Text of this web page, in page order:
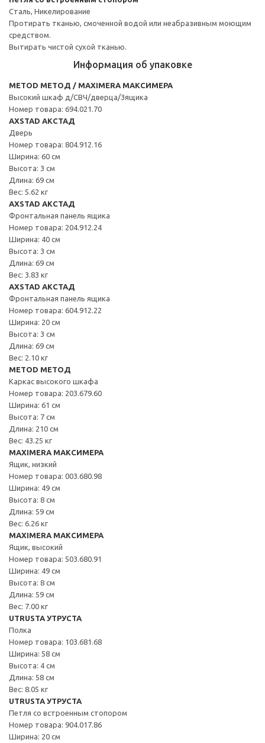
Сталь, Никелирование
Протирать тканью, смоченной водой или неабразивным моющим
средством.
Вытирать чистой сухой тканью.
Информация об упаковке
METOD МЕТОД / MAXIMERA МАКСИМЕРА
Высокий шкаф д/СВЧ/дверца/3ящика
Номер товара: 694.021.70
AXSTAD АКСТАД
Дверь
Номер товара: 804.912.16
Ширина: 60 см
Высота: 3 см
Длина: 69 см
Вес: 5.62 кг
AXSTAD АКСТАД
Фронтальная панель ящика
Номер товара: 204.912.24
Ширина: 40 см
Высота: 3 см
Длина: 69 см
Вес: 3.83 кг
AXSTAD АКСТАД
Фронтальная панель ящика
Номер товара: 604.912.22
Ширина: 20 см
Высота: 3 см
Длина: 69 см
Вес: 2.10 кг
METOD МЕТОД
Каркас высокого шкафа
Номер товара: 203.679.60
Ширина: 61 см
Высота: 7 см
Длина: 210 см
Вес: 43.25 кг
MAXIMERA МАКСИМЕРА
Ящик, низкий
Номер товара: 003.680.98
Ширина: 49 см
Высота: 8 см
Длина: 59 см
Вес: 6.26 кг
MAXIMERA МАКСИМЕРА
Ящик, высокий
Номер товара: 503.680.91
Ширина: 49 см
Высота: 8 см
Длина: 59 см
Вес: 7.00 кг
UTRUSTA УТРУСТА
Полка
Номер товара: 103.681.68
Ширина: 58 см
Высота: 4 см
Длина: 58 см
Вес: 8.05 кг
UTRUSTA УТРУСТА
Петля со встроенным стопором
Номер товара: 904.017.86
Ширина: 20 см